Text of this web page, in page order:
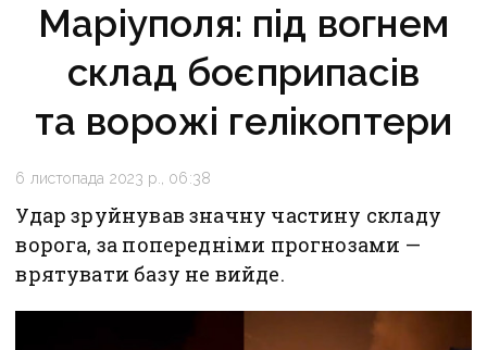
Маріуполя: під вогнем
склад боєприпасів
та ворожі гелікоптери
6 листопада 2023 р., 06:38
Удар зруйнував значну частину складу
ворога, за попередніми прогнозами —
врятувати базу не вийде.